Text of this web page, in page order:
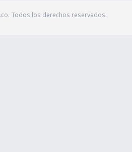
Todos los derechos reservados.